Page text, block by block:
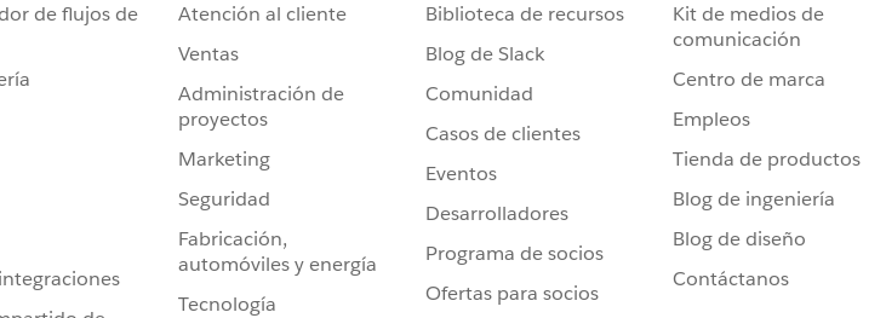
de flujos de
Atención al cliente
Ventas
Administración de
proyectos
Marketing
Seguridad
Fabricación,
automóviles y energía
Tecnología
Biblioteca de recursos
Blog de Slack
Comunidad
Casos de clientes
Eventos
Desarrolladores
Programa de socios
Ofertas para socios
Kit de medios de
comunicación
Centro de marca
Empleos
Tienda de productos
Blog de ingeniería
Blog de diseño
Contáctanos